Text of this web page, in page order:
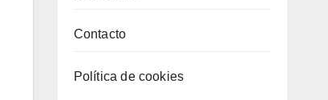
Contacto
Política de cookies